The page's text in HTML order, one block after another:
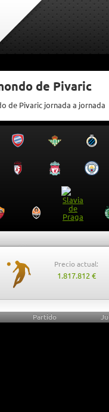
de Pivaric
de Pivaric jornada a jornada
Precio actual:
1.817.812 €
Partido